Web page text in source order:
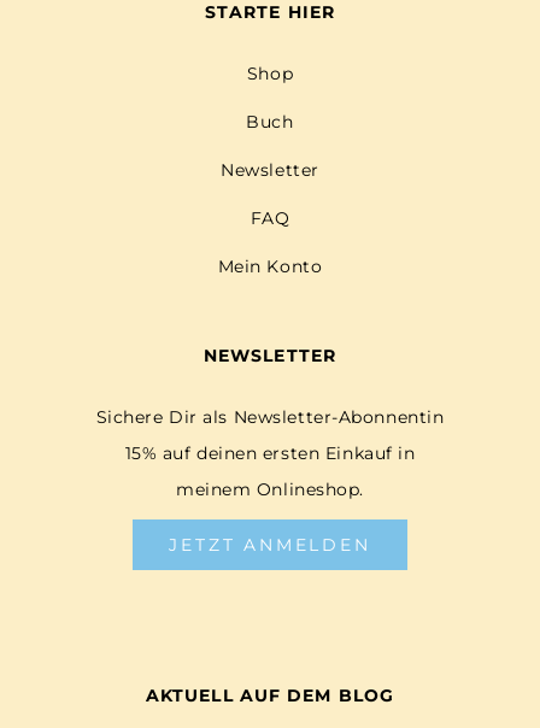
STARTE HIER
Shop
Buch
Newsletter
FAQ
Mein Konto
NEWSLETTER
Sichere Dir als Newsletter-Abonnentin
15% auf deinen ersten Einkauf in
meinem Onlineshop.
JETZT ANMELDEN
AKTUELL AUF DEM BLOG